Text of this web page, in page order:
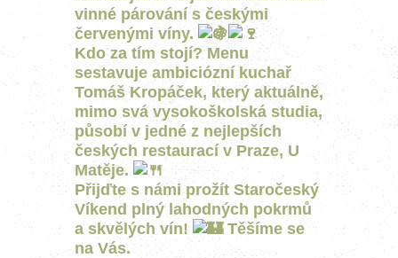
vinné párování s českými
červenými víny.
Kdo za tím stojí? Menu
sestavuje ambiciózní kuchař
Tomáš Kropáček, který aktuálně,
mimo svá vysokoškolská studia,
působí v jedné z nejlepších
českých restaurací v Praze, U
Matěje.
Přijďte s námi prožít Staročeský
Víkend plný lahodných pokrmů
a skvělých vín!
Těšíme se
na Vás.